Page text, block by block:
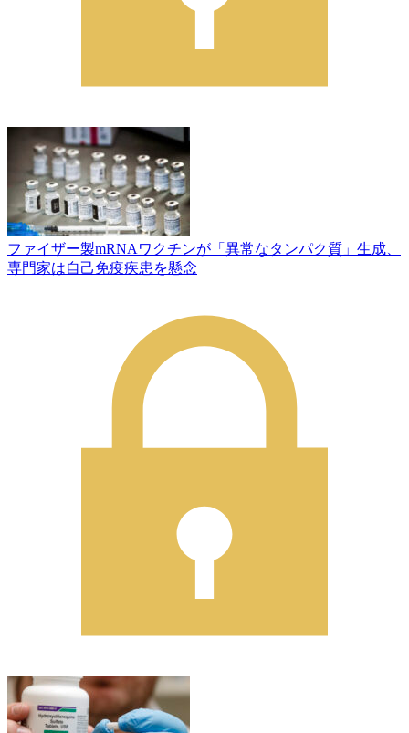
ファイザー製mRNAワクチンが「異常なタンパク質」生成、
専門家は自己免疫疾患を懸念